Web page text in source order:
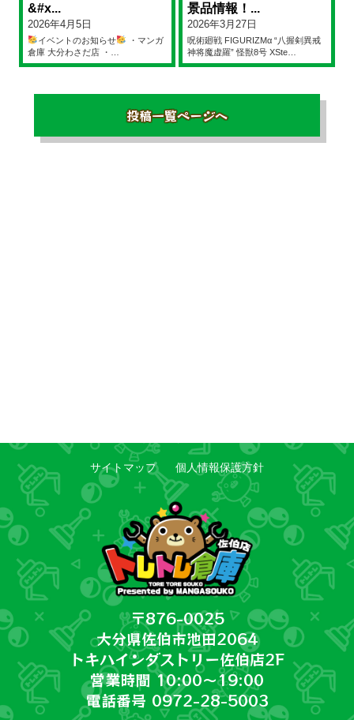
&#x...
2026年4月5日
イベントのお知らせ
・マンガ
倉庫 大分わさだ店 ・…
景品情報！...
2026年3月27日
呪術廻戦 FIGURIZMα “八握剣異戒
神将魔虚羅” 怪獣8号 XSte…
投稿一覧ページへ
サイトマップ 個人情報保護方針
〒876-0025
大分県佐伯市池田2064
トキハインダストリー佐伯店2F
営業時間 10:00～19:00
電話番号 0972-28-5003